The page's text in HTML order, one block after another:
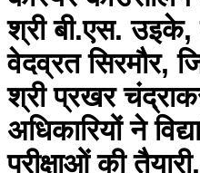
श्री बी.एस. उइके,
वेदव्रत सिरमौर,
श्री प्रखर
अधिकारियों ने
परीक्षाओं की